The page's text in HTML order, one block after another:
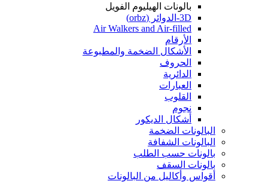
بالونات الهيليوم الفويل
3D-الدوائر (orbz)
Air Walkers and Air-filled
الأرقام
الأشكال الضخمة والمطبوعة
الحروف
الدائرية
العبارات
القلوب
نجوم
أشكال الديكور
البالونات الضخمة
البالونات الشفافة
بالونات حسب الطلب
بالونات السقف
أقواس وأكاليل من البالونات